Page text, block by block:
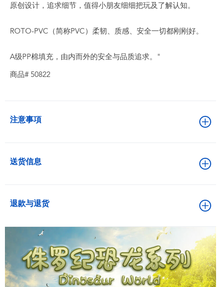
原创设计，追求细节，值得小朋友细细把玩及了解认知。
ROTO-PVC（简称PVC）柔韧、质感、安全一切都刚刚好。
A级PP棉填充，由内而外的安全与品质追求。"
商品# 50822
注意事項
送货信息
退款与退货